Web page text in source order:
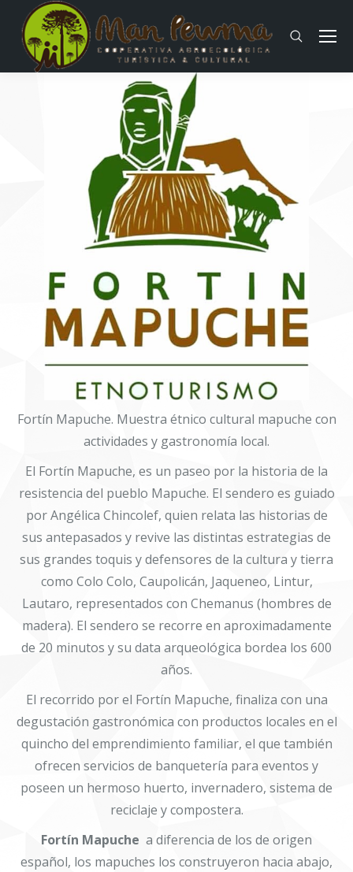
Buscar:
Fortín Mapuche. Muestra étnico cultural mapuche con
actividades y gastronomía local.
El Fortín Mapuche, es un paseo por la historia de la
resistencia del pueblo Mapuche. El sendero es guiado
por Angélica Chincolef, quien relata las historias de
sus antepasados y revive las distintas estrategias de
sus grandes toquis y defensores de la cultura y tierra
como Colo Colo, Caupolicán, Jaqueneo, Lintur,
Lautaro, representados con Chemanus (hombres de
madera). El sendero se recorre en aproximadamente
de 20 minutos y su data arqueológica bordea los 600
años.
El recorrido por el Fortín Mapuche, finaliza con una
degustación gastronómica con productos locales en el
quincho del emprendimiento familiar, el que también
ofrecen servicios de banquetería para eventos y
poseen un hermoso huerto, invernadero, sistema de
reciclaje y compostera.
Fortín Mapuche a diferencia de los de origen
español, los mapuches los construyeron hacia abajo,